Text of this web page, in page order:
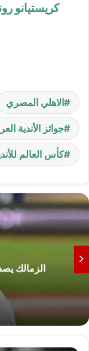
كريستيانو
الاهلي المصري
جوائز الأندية
كأس العالم للأندية
الزمالك